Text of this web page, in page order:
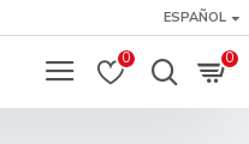
ESPAÑOL
0 0